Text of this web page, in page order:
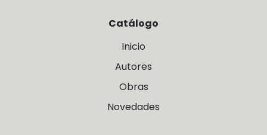
Catálogo
Inicio
Autores
Obras
Novedades